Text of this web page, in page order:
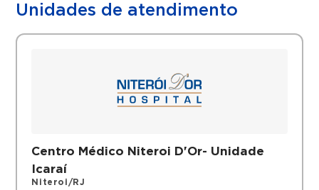
Unidades de atendimento
Centro Médico Niteroi D'Or- Unidade
Icaraí
Niteroi/RJ